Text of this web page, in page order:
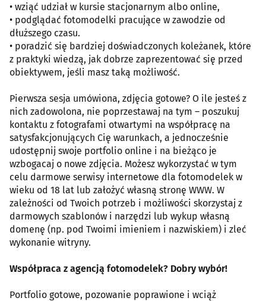
• wziąć udział w kursie stacjonarnym albo online,
• podglądać fotomodelki pracujące w zawodzie od
dłuższego czasu.
• poradzić się bardziej doświadczonych koleżanek, które
z praktyki wiedzą, jak dobrze zaprezentować się przed
obiektywem, jeśli masz taką możliwość.
Pierwsza sesja umówiona, zdjęcia gotowe? O ile jesteś z
nich zadowolona, nie poprzestawaj na tym – poszukuj
kontaktu z fotografami otwartymi na współpracę na
satysfakcjonujących Cię warunkach, a jednocześnie
udostępnij swoje portfolio online i na bieżąco je
wzbogacaj o nowe zdjęcia. Możesz wykorzystać w tym
celu darmowe serwisy internetowe dla fotomodelek w
wieku od 18 lat lub założyć własną stronę WWW. W
zależności od Twoich potrzeb i możliwości skorzystaj z
darmowych szablonów i narzędzi lub wykup własną
domenę (np. pod Twoimi imieniem i nazwiskiem) i zleć
wykonanie witryny.
Współpraca z agencją fotomodelek? Dobry wybór!
Portfolio gotowe, pozowanie poprawione i wciąż